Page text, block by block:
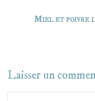
Miel et poivre
Laisser un